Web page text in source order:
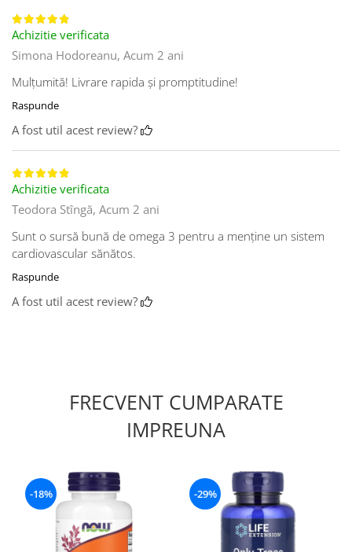
Achizitie verificata
Simona Hodoreanu, Acum 2 ani
Mulțumită! Livrare rapida și promptitudine!
Raspunde
A fost util acest review?
Achizitie verificata
Teodora Stîngă, Acum 2 ani
Sunt o sursă bună de omega 3 pentru a menține un sistem
cardiovascular sănătos.
Raspunde
A fost util acest review?
FRECVENT CUMPARATE
IMPREUNA
-18% -29%